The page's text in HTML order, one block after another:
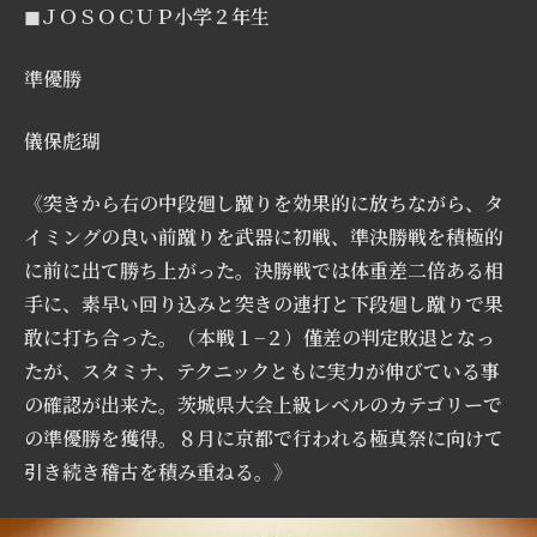
◼︎ＪＯＳＯＣＵＰ小学２年生
準優勝
儀保彪瑚
《突きから右の中段廻し蹴りを効果的に放ちながら、タ
イミングの良い前蹴りを武器に初戦、準決勝戦を積極的
に前に出て勝ち上がった。決勝戦では体重差二倍ある相
手に、素早い回り込みと突きの連打と下段廻し蹴りで果
敢に打ち合った。（本戦１−２）僅差の判定敗退となっ
たが、スタミナ、テクニックともに実力が伸びている事
の確認が出来た。茨城県大会上級レベルのカテゴリーで
の準優勝を獲得。８月に京都で行われる極真祭に向けて
引き続き稽古を積み重ねる。》